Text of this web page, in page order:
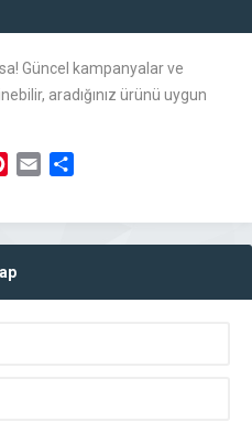
Güncel kampanyalar ve
aradığınız ürünü uygun
Pinterest
Email